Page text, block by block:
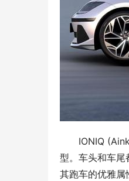
IONIQ
型。车头和车尾
其跑车的优雅